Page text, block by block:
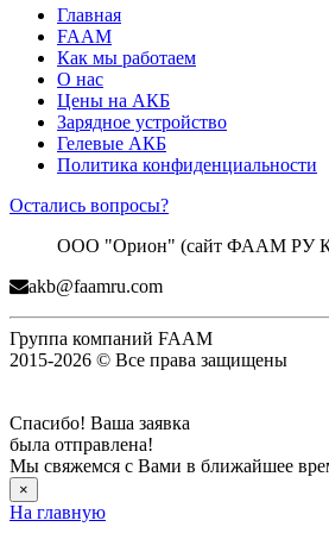
Главная
FAAM
Как мы работаем
О нас
Цены на АКБ
Зарядное устройство
Гелевые АКБ
Политика конфиденциальности
Остались вопросы?
ООО "Орион" (сайт ФААМ РУ КОМ)
akb@faamru.com
Группа компаний FAAM
2015-2026 © Все права защищены
Спасибо! Ваша заявка
была отправлена!
Мы свяжемся с Вами в ближайшее
×
На главную